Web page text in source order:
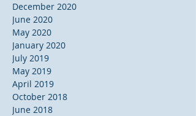
December 2020
June 2020
May 2020
January 2020
July 2019
May 2019
April 2019
October 2018
June 2018